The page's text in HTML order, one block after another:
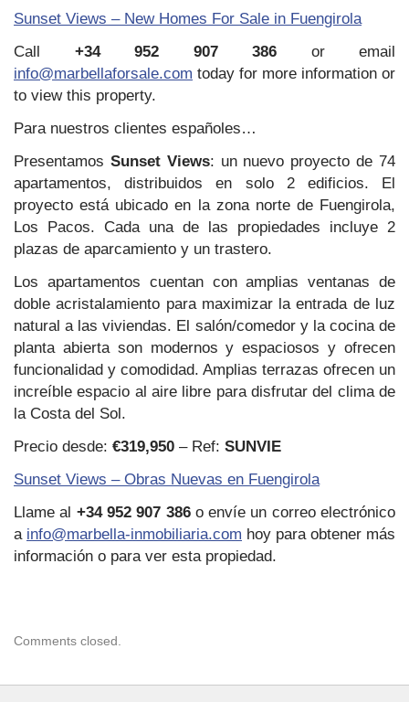
Sunset Views – New Homes For Sale in Fuengirola
Call +34 952 907 386 or email
info@marbellaforsale.com today for more information or
to view this property.
Para nuestros clientes españoles…
Presentamos Sunset Views: un nuevo proyecto de 74
apartamentos, distribuidos en solo 2 edificios. El
proyecto está ubicado en la zona norte de Fuengirola,
Los Pacos. Cada una de las propiedades incluye 2
plazas de aparcamiento y un trastero.
Los apartamentos cuentan con amplias ventanas de
doble acristalamiento para maximizar la entrada de luz
natural a las viviendas. El salón/comedor y la cocina de
planta abierta son modernos y espaciosos y ofrecen
funcionalidad y comodidad. Amplias terrazas ofrecen un
increíble espacio al aire libre para disfrutar del clima de
la Costa del Sol.
Precio desde: €319,950 – Ref: SUNVIE
Sunset Views – Obras Nuevas en Fuengirola
Llame al +34 952 907 386o envíe un correo electrónico
a info@marbella-inmobiliaria.com hoy para obtener más
información o para ver esta propiedad.
Comments closed.